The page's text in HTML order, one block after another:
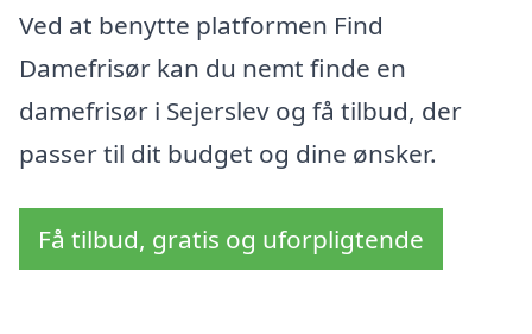
Ved at benytte platformen Find
Damefrisør kan du nemt finde en
damefrisør i Sejerslev og få tilbud, der
passer til dit budget og dine ønsker.
Få tilbud, gratis og uforpligtende